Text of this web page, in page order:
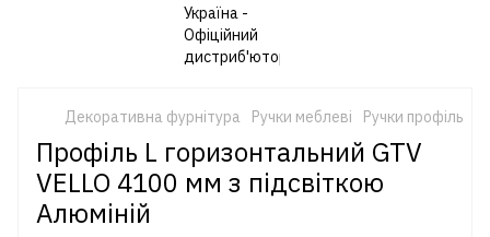
Декоративна фурнітура Ручки меблеві Ручки профіль
Профіль L горизонтальний GTV
VELLO 4100 мм з підсвіткою
Алюміній